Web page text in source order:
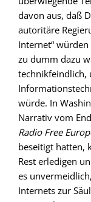
davon aus, daß
autoritäre
Internet“
zu dumm dazu
technikfeindlich,
würde. In
Narrativ vom
Radio Free
beseitigt hatten,
Rest erledigen
es
Internets zur